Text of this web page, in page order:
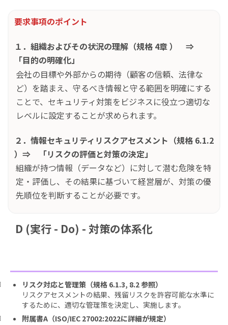
要求事項のポイント
１．組織およびその状況の理解（規格 4章 ） ⇒
「目的の明確化」
会社の目標や外部からの期待（顧客の信頼、法律な
ど）を踏まえ、守るべき情報と守る範囲を明確にする
ことで、セキュリティ対策をビジネスに役立つ適切な
レベルに設定することが求められます。
２．情報セキュリティリスクアセスメント（規格 6.1.2
）⇒ 「リスクの評価と対策の決定」
組織が持つ情報（データなど）に対して潜む危険を特
定・評価し、その結果に基づいて経営層が、対策の優
先順位を判断することが必要です。
D (実行 - Do) - 対策の体系化
リスク対応と管理策（規格 6.1.3, 8.2 参照）
リスクアセスメントの結果、残留リスクを許容可能な水準に
するために、適切な管理策を決定し、実施します。
附属書A（ISO/IEC 27002:2022に詳細が規定）